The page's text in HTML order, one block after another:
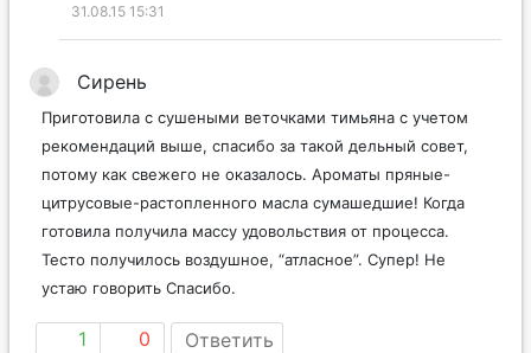
31.08.15 15:31
Сирень
Приготовила с сушеными веточками тимьяна с учетом
рекомендаций выше, спасибо за такой дельный совет,
потому как свежего не оказалось. Ароматы пряные-
цитрусовые-растопленного масла сумашедшие! Когда
готовила получила массу удовольствия от процесса.
Тесто получилось воздушное, “атласное”. Супер! Не
устаю говорить Спасибо.
1 0 Ответить